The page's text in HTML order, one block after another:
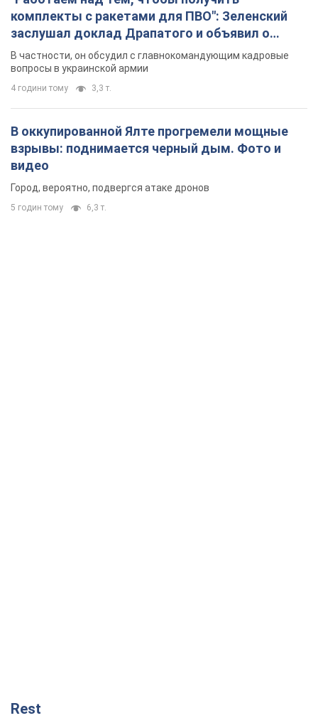
комплекты с ракетами для ПВО": Зеленский
заслушал доклад Драпатого и объявил о
новых мерах
В частности, он обсудил с главнокомандующим кадровые
вопросы в украинской армии
4 години тому 3,3 т.
В оккупированной Ялте прогремели мощные
взрывы: поднимается черный дым. Фото и
видео
Город, вероятно, подвергся атаке дронов
5 годин тому 6,3 т.
Rest